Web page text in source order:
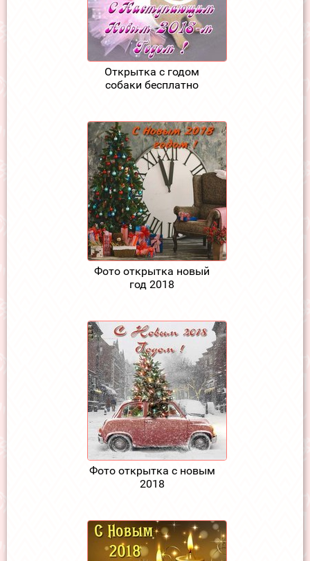
Открытка с годом
собаки бесплатно
Фото открытка новый
год 2018
Фото открытка с новым
2018